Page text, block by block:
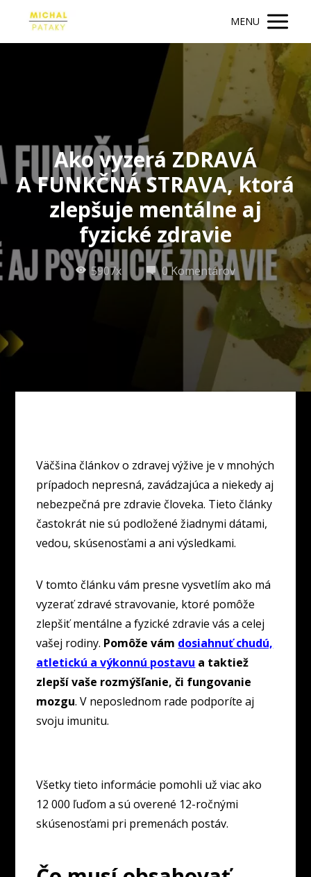
MENU
Ako vyzerá ZDRAVÁ
A FUNKČNÁ STRAVA, ktorá
zlepšuje mentálne aj
fyzické zdravie
5907x 0 Komentárov
Väčšina článkov o zdravej výžive je v mnohých
prípadoch nepresná, zavádzajúca a niekedy aj
nebezpečná pre zdravie človeka. Tieto články
častokrát nie sú podložené žiadnymi dátami,
vedou, skúsenosťami a ani výsledkami.
V tomto článku vám presne vysvetlím ako má
vyzerať zdravé stravovanie, ktoré pomôže
zlepšiť mentálne a fyzické zdravie vás a celej
vašej rodiny. Pomôže vám dosiahnuť chudú,
atletickú a výkonnú postavu a taktiež
zlepší vaše rozmýšľanie, či fungovanie
mozgu. V neposlednom rade podporíte aj
svoju imunitu.
Všetky tieto informácie pomohli už viac ako
12 000 ľuďom a sú overené 12-ročnými
skúsenosťami pri premenách postáv.